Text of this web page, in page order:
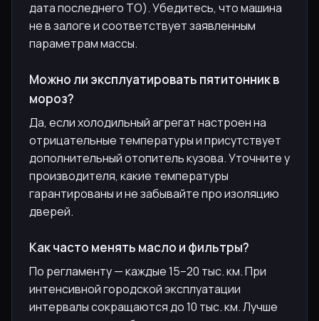
дата последнего ТО). Убедитесь, что машина
не в залоге и соответствует заявленным
параметрам массы.
Можно ли эксплуатировать пятитонник в
мороз?
Да, если холодильный агрегат настроен на
отрицательные температуры и присутствует
дополнительный отопитель кузова. Уточните у
производителя, какие температуры
гарантированы и не забывайте про изоляцию
дверей.
Как часто менять масло и фильтры?
По регламенту — каждые 15–20 тыс. км. При
интенсивной городской эксплуатации
интервалы сокращаются до 10 тыс. км. Лучше